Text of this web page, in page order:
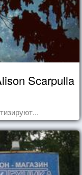
Scarpulla